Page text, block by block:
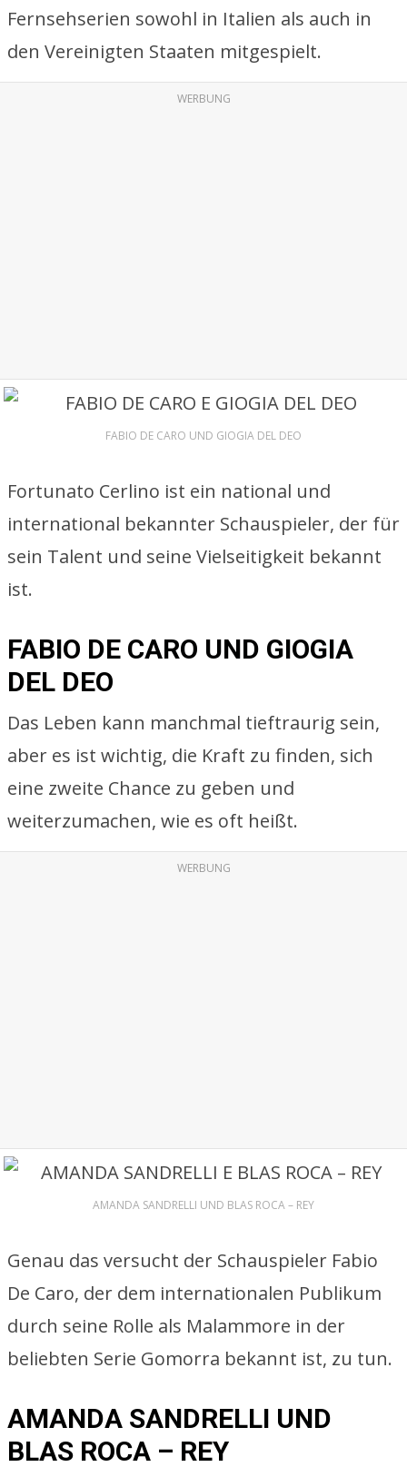
Fernsehserien sowohl in Italien als auch in
den Vereinigten Staaten mitgespielt.
WERBUNG
FABIO DE CARO UND GIOGIA DEL DEO
Fortunato Cerlino ist ein national und
international bekannter Schauspieler, der für
sein Talent und seine Vielseitigkeit bekannt
ist.
FABIO DE CARO UND GIOGIA
DEL DEO
Das Leben kann manchmal tieftraurig sein,
aber es ist wichtig, die Kraft zu finden, sich
eine zweite Chance zu geben und
weiterzumachen, wie es oft heißt.
WERBUNG
AMANDA SANDRELLI UND BLAS ROCA – REY
Genau das versucht der Schauspieler Fabio
De Caro, der dem internationalen Publikum
durch seine Rolle als Malammore in der
beliebten Serie Gomorra bekannt ist, zu tun.
AMANDA SANDRELLI UND
BLAS ROCA – REY